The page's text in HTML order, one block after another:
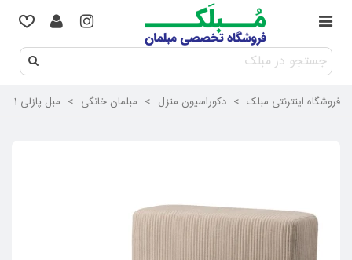
فروشگاه اینترنتی مبلک > دکوراسیون منزل > مبلمان خانگی > مبل پازلی 1 نفره ایکیا مدل JATTEBO بدون دسته رنگ بژ Samsala